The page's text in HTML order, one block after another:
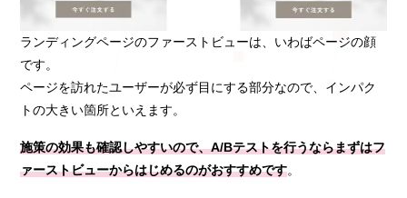
ランディングページのファーストビューは、いわばページの顔
です。
ページを訪れたユーザーが必ず目にする部分なので、インパク
トの大きい箇所といえます。
施策の効果も確認しやすいので、A/Bテストを行うならまずはフ
ァーストビューからはじめるのがおすすめです。